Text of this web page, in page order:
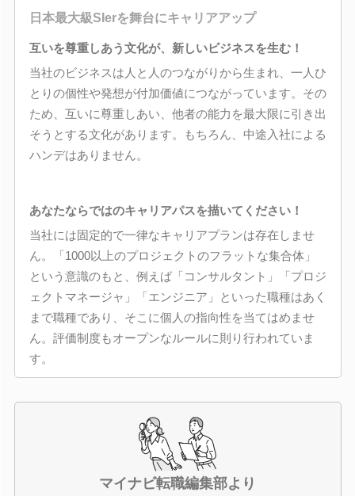
日本最大級SIerを舞台にキャリアアップ
互いを尊重しあう文化が、新しいビジネスを生む！
当社のビジネスは人と人のつながりから生まれ、一人ひ
とりの個性や発想が付加価値につながっています。その
ため、互いに尊重しあい、他者の能力を最大限に引き出
そうとする文化があります。もちろん、中途入社による
ハンデはありません。
あなたならではのキャリアパスを描いてください！
当社には固定的で一律なキャリアプランは存在しませ
ん。「1000以上のプロジェクトのフラットな集合体」
という意識のもと、例えば「コンサルタント」「プロジ
ェクトマネージャ」「エンジニア」といった職種はあく
まで職種であり、そこに個人の指向性を当てはめませ
ん。評価制度もオープンなルールに則り行われていま
す。
マイナビ転職編集部より